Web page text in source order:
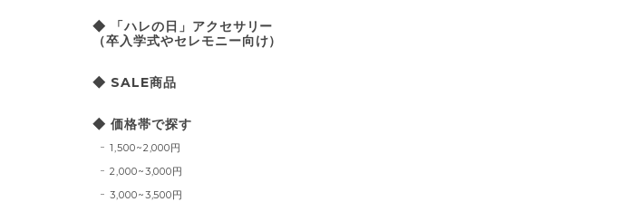
◆ 「ハレの日」アクセサリー
（卒入学式やセレモニー向け）
◆ SALE商品
◆ 価格帯で探す
1,500~2,000円
2,000~3,000円
3,000~3,500円